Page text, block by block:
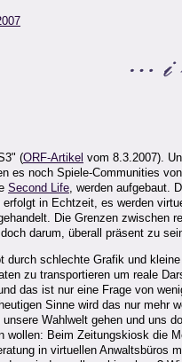
(ORF-Artikel vom 8.3.2007).
es noch Spiele-Communities
Second Life , werden aufgebaut.
in Echtzeit, es werden
Die Grenzen zwischen
darum, überall präsent zu
durch schlechte Grafik und
zu transportieren um reale
das ist nur eine Frage von
Sinne wird das nur mehr
Wahlwelt gehen und uns
wollen: Beim Zeitungskiosk die
in virtuellen Anwaltsbüros